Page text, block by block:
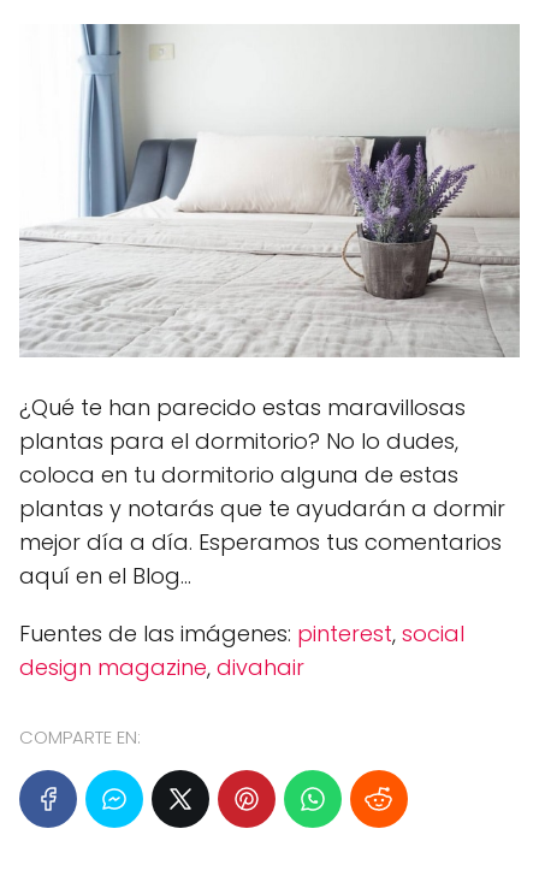
¿Qué te han parecido estas maravillosas
plantas para el dormitorio? No lo dudes,
coloca en tu dormitorio alguna de estas
plantas y notarás que te ayudarán a dormir
mejor día a día. Esperamos tus comentarios
aquí en el Blog...
Fuentes de las imágenes: pinterest, social
design magazine, divahair
COMPARTE EN: